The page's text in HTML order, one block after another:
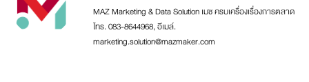
MAZ Marketing & Data Solution เมซ ครบเครื่องเรื่องการตลาด
โทร. 083-8644968, อีเมล์.
marketing.solution@mazmaker.com